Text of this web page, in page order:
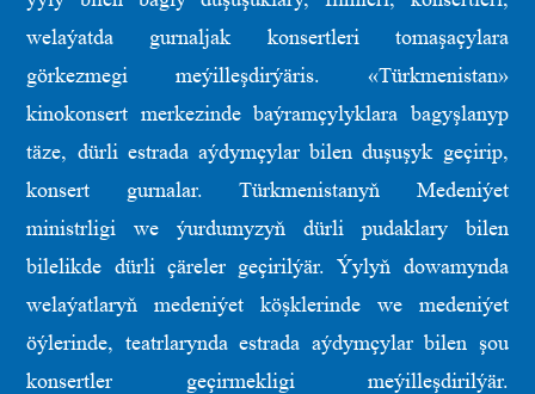
welaýatda gurnaljak konsertleri tomaşaçylara
görkezmegi meýilleşdirýäris. «Türkmenistan»
kinokonsert merkezinde baýramçylyklara bagyşlanyp
täze, dürli estrada aýdymçylar bilen duşuşyk geçirip,
konsert gurnalar. Türkmenistanyň Medeniýet
ministrligi we ýurdumyzyň dürli pudaklary bilen
bilelikde dürli çäreler geçirilýär. Ýylyň dowamynda
welaýatlaryň medeniýet köşklerinde we medeniýet
öýlerinde, teatrlarynda estrada aýdymçylar bilen şou
konsertler geçirmekligi meýilleşdirilýär.